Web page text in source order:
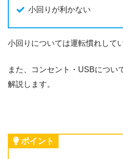
小回りが利かない
小回りについては運転慣れして
また、コンセント・USBについ
解説します。
ポイント